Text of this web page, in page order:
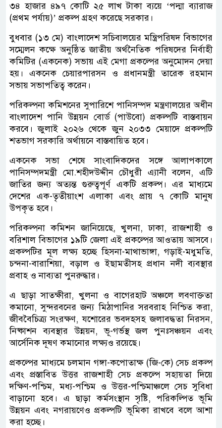
৩৪ হাজার ৪৯৭ কোটি ২৫ লাখ টাকা ব্যয়ে ‘পদ্মা ব্যারাজ
(প্রথম পর্যায়)’ প্রকল্প গ্রহণ করেছে সরকার।
বুধবার (১৩ মে) বাংলাদেশ সচিবালয়ের মন্ত্রিপরিষদ বিভাগের
সম্মেলন কক্ষে অনুষ্ঠিত জাতীয় অর্থনৈতিক পরিষদের নির্বাহী
কমিটির (একনেক) সভায় এই মেগা প্রকল্পের অনুমোদন দেয়া
হয়। একনেক চেয়ারপারসন ও প্রধানমন্ত্রী তারেক রহমান
সভায় সভাপতিত্ব করেন।
পরিকল্পনা কমিশনের সুপারিশে পানিসম্পদ মন্ত্রণালয়ের অধীন
বাংলাদেশ পানি উন্নয়ন বোর্ড (পাউবো) প্রকল্পটি বাস্তবায়ন
করবে। জুলাই ২০২৬ থেকে জুন ২০৩৩ মেয়াদে প্রকল্পটি
শতভাগ সরকারি অর্থায়নে বাস্তবায়িত হবে।
একনেক সভা শেষে সাংবাদিকদের সঙ্গে আলাপকালে
পানিসম্পদমন্ত্রী মো.শহীদউদ্দীন চৌধুরী এ্যানী বলেন, এটি
জাতির জন্য অত্যন্ত গুরুত্বপূর্ণ একটি প্রকল্প। এর মাধ্যমে
দেশের এক-তৃতীয়াংশ এলাকা এবং প্রায় ৭ কোটি মানুষ
উপকৃত হবে।
পরিকল্পনা কমিশন জানিয়েছে, খুলনা, ঢাকা, রাজশাহী ও
বরিশাল বিভাগের ১৯টি জেলা এই প্রকল্পের আওতায় আসবে।
প্রকল্পটির মূল লক্ষ্য হচ্ছে হিসনা-মাথাভাঙ্গা, গড়াই-মধুমতি,
চন্দনা-বারাশিয়া, বড়াল ও ইছামতীসহ প্রধান নদী ব্যবস্থার
প্রবাহ ও নাব্যতা পুনরুদ্ধার।
এ ছাড়া সাতক্ষীরা, খুলনা ও বাগেরহাট অঞ্চলে লবণাক্ততা
কমানো, সুন্দরবনের জন্য মিঠাপানির সরবরাহ নিশ্চিত করা,
জীববৈচিত্র্য সংরক্ষণ, যশোরের ভবদহসহ জলাবদ্ধতা নিরসন,
নিষ্কাশন ব্যবস্থার উন্নয়ন, ভূ-গর্ভস্থ জল পুনঃসঞ্চয়ন এবং
আর্সেনিক দূষণ কমানোর লক্ষ্যও রয়েছে।
প্রকল্পের মাধ্যমে চলমান গঙ্গা-কপোতাক্ষ (জি-কে) সেচ প্রকল্প
এবং প্রস্তাবিত উত্তর রাজশাহী সেচ প্রকল্পে সহায়তা দিয়ে
দক্ষিণ-পশ্চিম, মধ্য-পশ্চিম ও উত্তর-পশ্চিমাঞ্চলে সেচ সুবিধা
বাড়ানো হবে। এ ছাড়া কর্মসংস্থান সৃষ্টি, পরিকল্পিত ভূমি
উন্নয়ন এবং নগরায়ণেও প্রকল্পটি ভূমিকা রাখবে বলে আশা
করা হচ্ছে।